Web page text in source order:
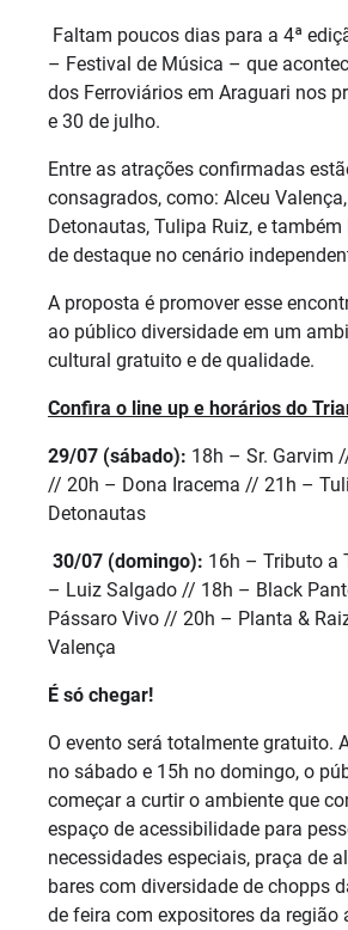
Faltam poucos dias para a 4ª
– Festival de Música – que
dos Ferroviários em Araguari nos
e 30 de julho.
Entre as atrações confirmadas
consagrados, como: Alceu
Detonautas, Tulipa Ruiz, e
de destaque no cenário
A proposta é promover esse
ao público diversidade em um
cultural gratuito e de qualidade.
Confira o line up e horários do
29/07 (sábado): 18h – Sr. Garvim
// 20h – Dona Iracema // 21h –
Detonautas
30/07 (domingo): 16h – Tributo a
– Luiz Salgado // 18h – Black
Pássaro Vivo // 20h – Planta &
Valença
É só chegar!
O evento será totalmente gratuito.
no sábado e 15h no domingo, o
começar a curtir o ambiente que
espaço de acessibilidade para
necessidades especiais, praça de
bares com diversidade de chopps
de feira com expositores da região